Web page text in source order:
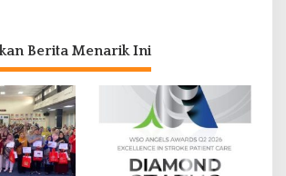
Berita Menarik Ini